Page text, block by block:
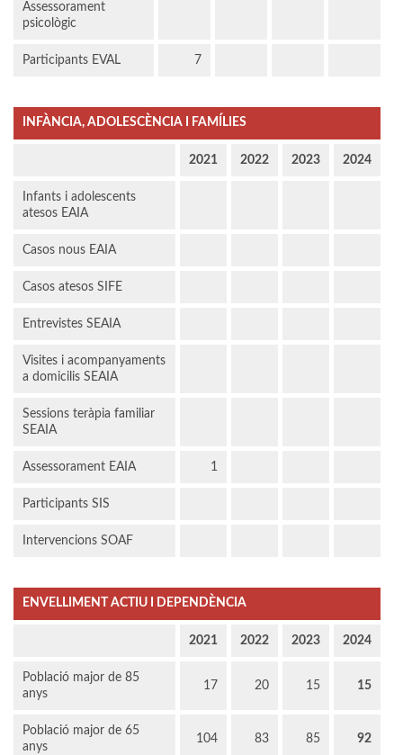
Assessorament
psicològic
Participants EVAL 7
INFÀNCIA, ADOLESCÈNCIA I FAMÍLIES
2021 2022 2023 2024
Infants i adolescents
atesos EAIA
Casos nous EAIA
Casos atesos SIFE
Entrevistes SEAIA
Visites i acompanyaments
a domicilis SEAIA
Sessions teràpia familiar
SEAIA
Assessorament EAIA 1
Participants SIS
Intervencions SOAF
ENVELLIMENT ACTIU I DEPENDÈNCIA
2021 2022 2023 2024
Població major de 85
anys
17 20 15 15
Població major de 65
anys
104 83 85 92